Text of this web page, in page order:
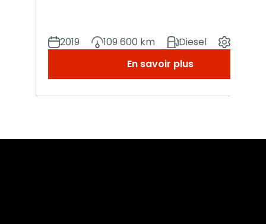
2019 109 600 km Diesel
En savoir plus